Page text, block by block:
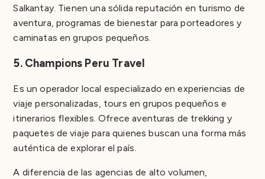
Salkantay. Tienen una sólida reputación en turismo de
aventura, programas de bienestar para porteadores y
caminatas en grupos pequeños.
5. Champions Peru Travel
Es un operador local especializado en experiencias de
viaje personalizadas, tours en grupos pequeños e
itinerarios flexibles. Ofrece aventuras de trekking y
paquetes de viaje para quienes buscan una forma más
auténtica de explorar el país.
A diferencia de las agencias de alto volumen,